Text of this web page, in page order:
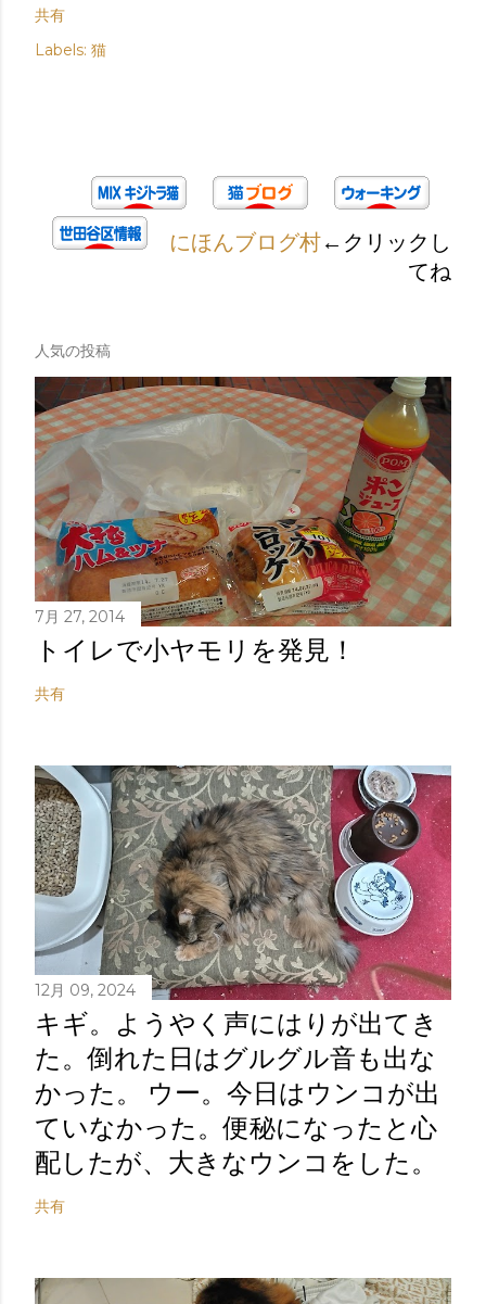
共有
Labels: 猫
にほんブログ村←クリックし
てね
人気の投稿
7月 27, 2014
トイレで小ヤモリを発見！
共有
12月 09, 2024
キギ。ようやく声にはりが出てき
た。倒れた日はグルグル音も出な
かった。 ウー。今日はウンコが出
ていなかった。便秘になったと心
配したが、大きなウンコをした。
共有